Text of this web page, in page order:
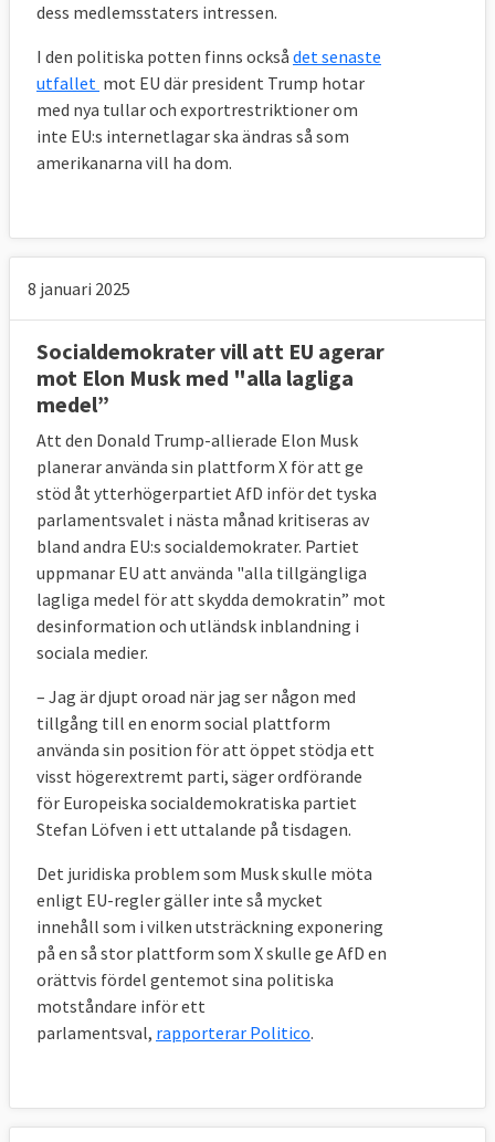
dess medlemsstaters intressen.
I den politiska potten finns också det senaste
utfallet mot EU där president Trump hotar
med nya tullar och exportrestriktioner om
inte EU:s internetlagar ska ändras så som
amerikanarna vill ha dom.
8 januari 2025
Socialdemokrater vill att EU agerar
mot Elon Musk med "alla lagliga
medel”
Att den Donald Trump-allierade Elon Musk
planerar använda sin plattform X för att ge
stöd åt ytterhögerpartiet AfD inför det tyska
parlamentsvalet i nästa månad kritiseras av
bland andra EU:s socialdemokrater. Partiet
uppmanar EU att använda "alla tillgängliga
lagliga medel för att skydda demokratin” mot
desinformation och utländsk inblandning i
sociala medier.
– Jag är djupt oroad när jag ser någon med
tillgång till en enorm social plattform
använda sin position för att öppet stödja ett
visst högerextremt parti, säger ordförande
för Europeiska socialdemokratiska partiet
Stefan Löfven i ett uttalande på tisdagen.
Det juridiska problem som Musk skulle möta
enligt EU-regler gäller inte så mycket
innehåll som i vilken utsträckning exponering
på en så stor plattform som X skulle ge AfD en
orättvis fördel gentemot sina politiska
motståndare inför ett
parlamentsval, rapporterar Politico.